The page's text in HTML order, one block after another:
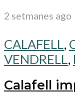
2 setmanes ago
CALAFELL ,
VENDRELL ,
Calafell